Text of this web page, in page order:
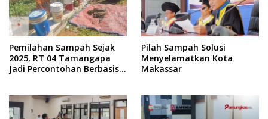
Pemilahan Sampah Sejak
2025, RT 04 Tamangapa
Jadi Percontohan Berbasis
Pilah Sampah Solusi
Menyelamatkan Kota
Makassar